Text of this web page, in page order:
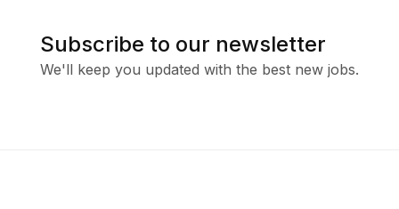
Subscribe to our newsletter
We'll keep you updated with the best new jobs.